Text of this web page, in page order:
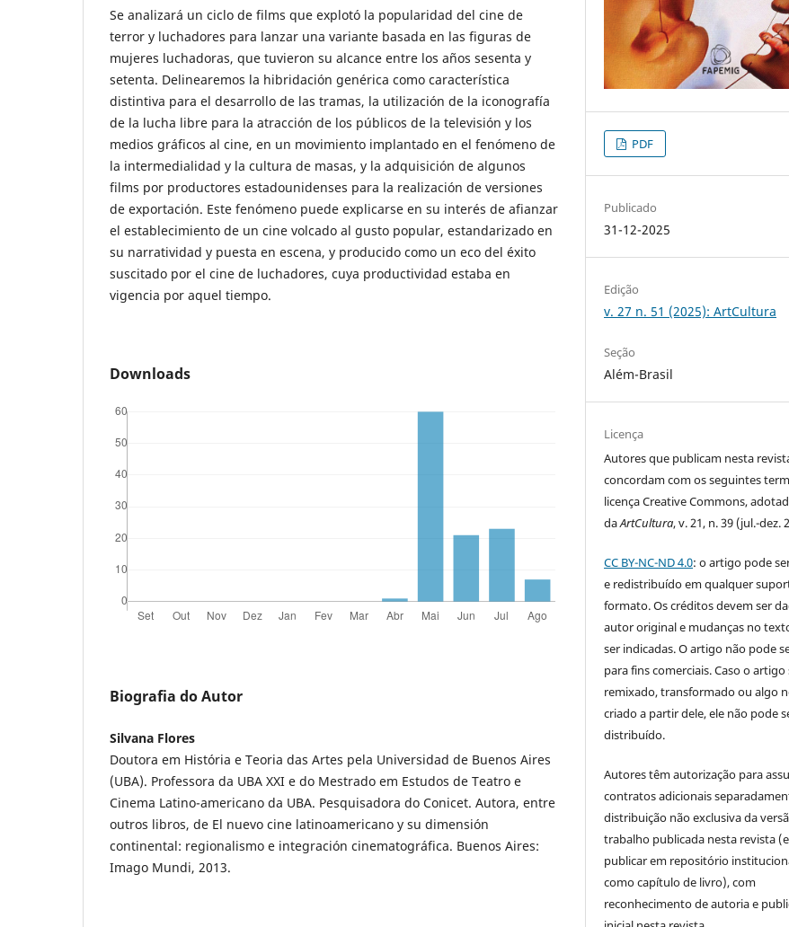
Se analizará un ciclo de films que explotó la popularidad del cine de
terror y luchadores para lanzar una variante basada en las figuras de
mujeres luchadoras, que tuvieron su alcance entre los años sesenta y
setenta. Delinearemos la hibridación genérica como característica
distintiva para el desarrollo de las tramas, la utilización de la iconografía
de la lucha libre para la atracción de los públicos de la televisión y los
medios gráficos al cine, en un movimiento implantado en el fenómeno de
la intermedialidad y la cultura de masas, y la adquisición de algunos
films por productores estadounidenses para la realización de versiones
de exportación. Este fenómeno puede explicarse en su interés de afianzar
el establecimiento de un cine volcado al gusto popular, estandarizado en
su narratividad y puesta en escena, y producido como un eco del éxito
suscitado por el cine de luchadores, cuya productividad estaba en
vigencia por aquel tiempo.
Downloads
Biografia do Autor
Silvana Flores
Doutora em História e Teoria das Artes pela Universidad de Buenos Aires
(UBA). Professora da UBA XXI e do Mestrado em Estudos de Teatro e
Cinema Latino-americano da UBA. Pesquisadora do Conicet. Autora, entre
outros libros, de El nuevo cine latinoamericano y su dimensión
continental: regionalismo e integración cinematográfica. Buenos Aires:
Imago Mundi, 2013.
PDF
Publicado
31-12-2025
Edição
v. 27 n. 51 (2025): ArtCultura
Seção
Além-Brasil
Licença
Autores que publicam nesta
concordam com os seguintes
licença Creative Commons,
daArtCultura, v. 21, n. 39 (jul.-dez.
CC BY-NC-ND 4.0: o artigo pode
e redistribuído em qualquer
formato. Os créditos devem ser
autor original e mudanças no
ser indicadas. O artigo não pode
para fins comerciais. Caso o artigo
remixado, transformado ou algo
criado a partir dele, ele não pode
distribuído.
Autores têm autorização para
contratos adicionais
distribuição não exclusiva da
trabalho publicada nesta revista
publicar em repositório
como capítulo de livro), com
reconhecimento de autoria e